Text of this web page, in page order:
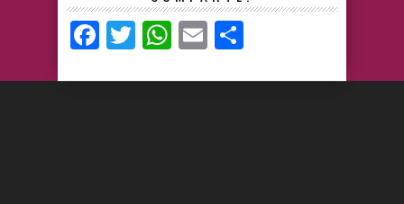
Facebook
TwitterWhatsApp
Email